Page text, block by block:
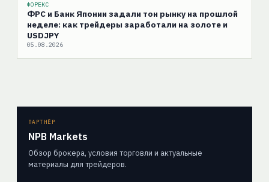
ФОРЕКС
ФРС и Банк Японии задали тон рынку на прошлой
неделе: как трейдеры заработали на золоте и
USDJPY
05.08.2026
ПАРТНЁР
NPB Markets
Обзор брокера, условия торговли и актуальные
материалы для трейдеров.